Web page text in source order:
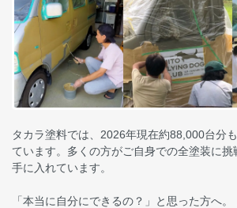
タカラ塗料では、2026年現在約88,000台分
ています。多くの方がご自身での全塗装に挑
手に入れています。
「本当に自分にできるの？」と思った方へ